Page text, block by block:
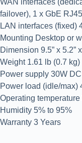
failover), 1 x GbE RJ45
LAN interfaces (fixed)
Mounting Desktop or
Dimension 9.5” x 5.2”
Weight 1.61 lb (0.7 kg)
Power supply 30W
Power load (idle/max)
Operating temperature
Humidity 5% to 95%
Warranty 3 Years